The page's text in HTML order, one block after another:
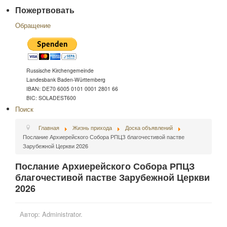
Пожертвовать
Обращение
Russische Kirchengemeinde
Landesbank Baden-Württemberg
IBAN: DE70 6005 0101 0001 2801 66
BIC: SOLADEST600
Поиск
Главная Жизнь прихода
Доска объявлений
Послание Архиерейского Собора РПЦЗ благочестивой пастве
Зарубежной Церкви 2026
Послание Архиерейского Собора РПЦЗ
благочестивой пастве Зарубежной Церкви
2026
Автор: Administrator.